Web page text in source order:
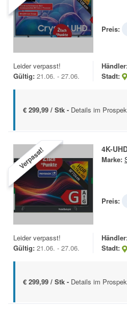
Preis:
Leider verpasst!
Gültig: 21.06. - 27.06.
Stadt:
€ 299,99 / Stk - Details im
Verpasst! 4K-
Marke:
Preis:
Leider verpasst!
Gültig: 21.06. - 27.06.
Stadt:
€ 299,99 / Stk - Details im